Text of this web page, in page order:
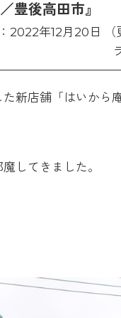
豊後高田市』
2022年12月20日 （
新店舗「はいから庵
してきました。